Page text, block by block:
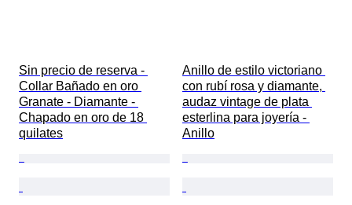
Sin precio de reserva -
Collar Bañado en oro
Granate - Diamante -
Chapado en oro de 18
quilates
Anillo de estilo victoriano
con rubí rosa y diamante,
audaz vintage de plata
esterlina para joyería -
Anillo